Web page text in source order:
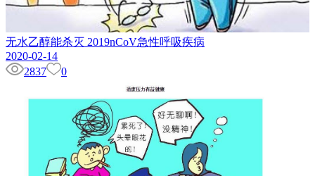
无水乙醇能杀灭 2019nCoV急性呼吸疾病
2020-02-14
2837
0